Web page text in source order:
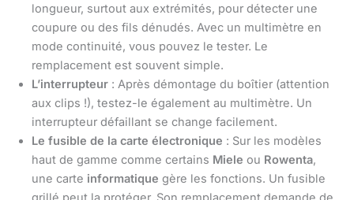
longueur, surtout aux extrémités, pour détecter une
coupure ou des fils dénudés. Avec un multimètre en
mode continuité, vous pouvez le tester. Le
remplacement est souvent simple.
L’interrupteur : Après démontage du boîtier (attention
aux clips !), testez-le également au multimètre. Un
interrupteur défaillant se change facilement.
Le fusible de la carte électronique : Sur les modèles
haut de gamme comme certains Miele ou Rowenta,
une carte informatique gère les fonctions. Un fusible